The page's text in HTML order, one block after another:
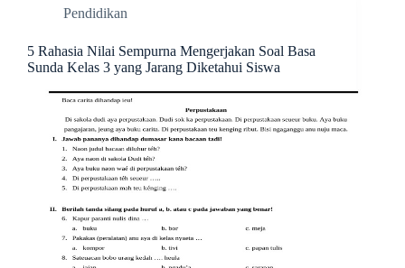
Pendidikan
5 Rahasia Nilai Sempurna Mengerjakan Soal Basa
Sunda Kelas 3 yang Jarang Diketahui Siswa